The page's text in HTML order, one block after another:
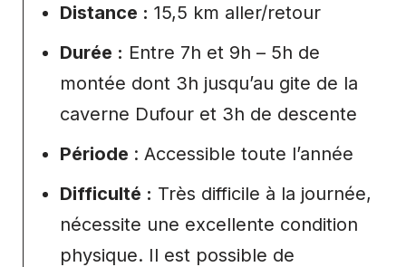
Distance : 15,5 km aller/retour
Durée : Entre 7h et 9h – 5h de
montée dont 3h jusqu’au gite de la
caverne Dufour et 3h de descente
Période : Accessible toute l’année
Difficulté : Très difficile à la journée,
nécessite une excellente condition
physique. Il est possible de